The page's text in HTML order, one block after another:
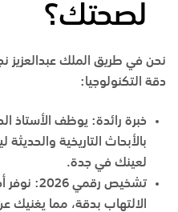
لصحتك؟
نحن في طريق الملك عبدالعزيز
دقة التكنولوجيا:
خبرة رائدة: يوظف الأستاذ
بالأبحاث التاريخية والحديثة
لعينك في جدة.
تشخيص رقمي 2026
: نوفر
الالتهاب بدقة، مما يغنيك